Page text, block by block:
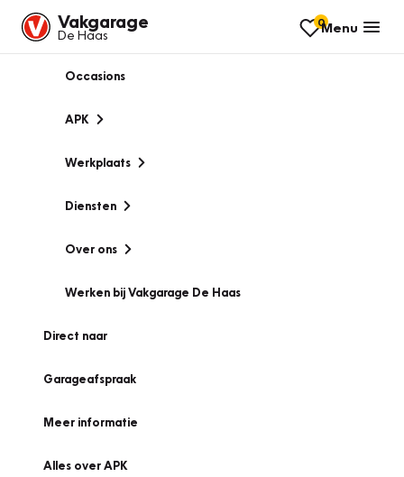
Vakgarage
De Haas
0Menu
Occasions
APK
Werkplaats
Diensten
Over ons
Werken bij Vakgarage De Haas
Direct naar
Garageafspraak
Meer informatie
Alles over APK